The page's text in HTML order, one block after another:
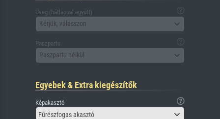
Üveg (hátlappal együtt)
Kérjük, válasszon
Paszpartu
Paszpartu nélkül
Egyebek & Extra kiegészítők
Képakasztó
Fűrészfogas akasztó